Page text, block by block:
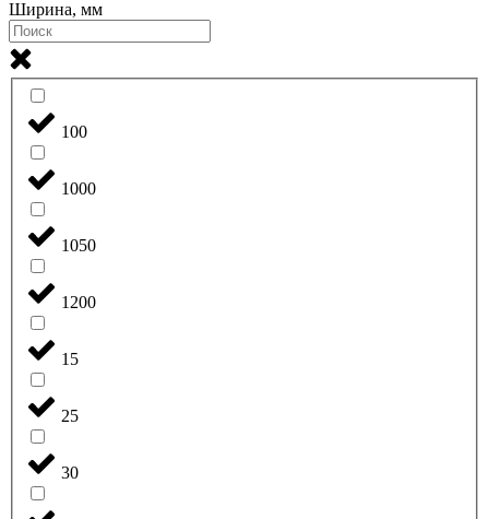
Ширина, мм
100
1000
1050
1200
15
25
30